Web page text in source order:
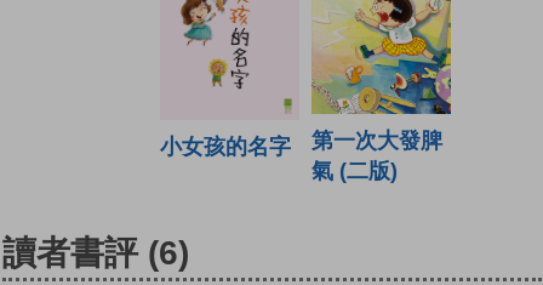
小女孩的名字
第一次大發脾
氣 (二版)
讀者書評 (6)